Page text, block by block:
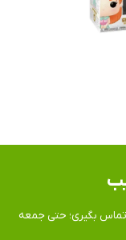
بگیری؛ حتی جمعه